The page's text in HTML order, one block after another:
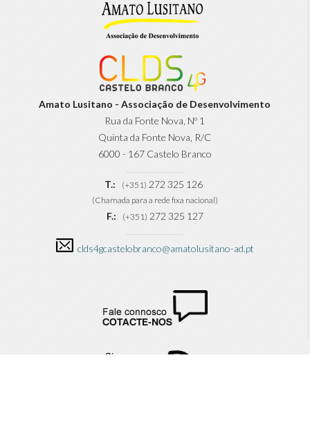
Amato Lusitano - Associação de Desenvolvimento
Rua da Fonte Nova, Nº 1
Quinta da Fonte Nova, R/C
6000 - 167 Castelo Branco
T.: (+351) 272 325 126
(Chamada para a rede fixa nacional)
F.: (+351) 272 325 127
clds4gcastelobranco@amatolusitano-ad.pt